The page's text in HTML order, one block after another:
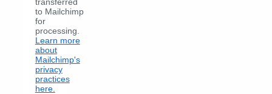
to Mailchimp
for
processing.
Learn more
about
Mailchimp's
privacy
practices
here.